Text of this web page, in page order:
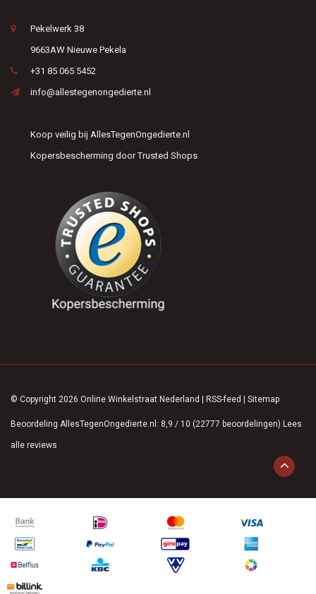
Pekelwerk 38
9663AW Nieuwe Pekela
+31 85 065 5452
info@allestegenongedierte.nl
Koop veilig bij AllesTegenOngedierte.nl
Kopersbescherming door Trusted Shops
© Copyright 2026 Online Winkelstraat Nederland RSS-feed Sitemap
Beoordeling AllesTegenOngedierte.nl : 8,9 / 10 (22777 beoordelingen) Lees
alle reviews